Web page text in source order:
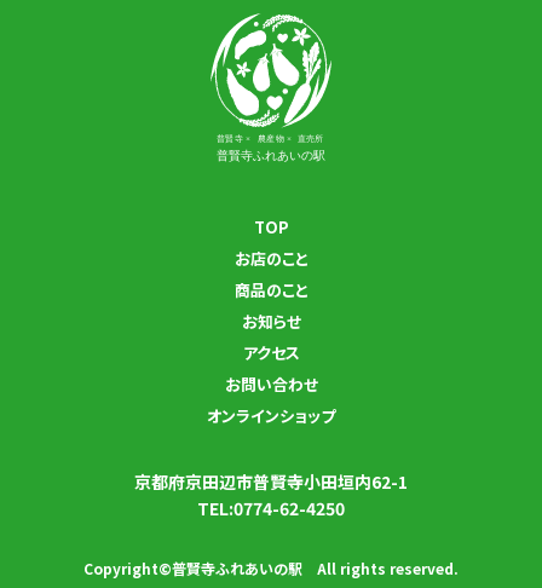
TOP
お店のこと
商品のこと
お知らせ
アクセス
お問い合わせ
オンラインショップ
京都府京⽥辺市普賢寺⼩⽥垣内62-1
TEL:0774-62-4250
Copyright©普賢寺ふれあいの駅 All rights reserved.